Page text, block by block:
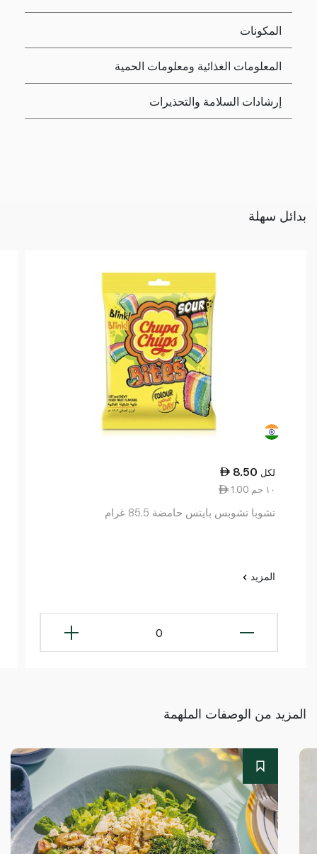
المكونات
المعلومات الغذائية ومعلومات الحمية
إرشادات السلامة والتحذيرات
بدائل سهلة
8.50 لكل
1.00 ١٠ جم
تشوبا تشوبس بايتس حامضة 85.5 غرام
المزيد
0
المزيد من الوصفات الملهمة